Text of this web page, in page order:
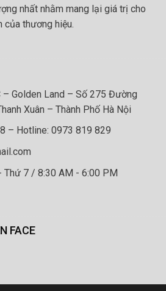
nhất nhằm mang lại giá trị cho
của thương hiệu.
– Golden Land – Số 275 Đường
Xuân – Thành Phố Hà Nội
– Hotline: 0973 819 829
Thứ 7 / 8:30 AM - 6:00 PM
FACE